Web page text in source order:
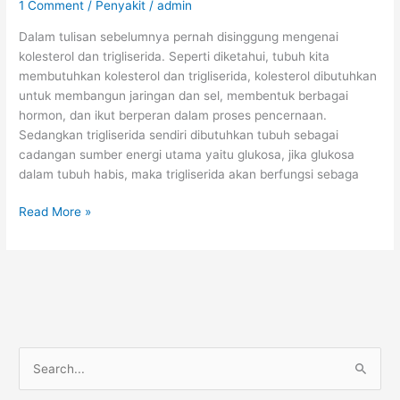
1 Comment / Penyakit /admin
Dalam tulisan sebelumnya pernah disinggung mengenai
kolesterol dan trigliserida. Seperti diketahui, tubuh kita
membutuhkan kolesterol dan trigliserida, kolesterol dibutuhkan
untuk membangun jaringan dan sel, membentuk berbagai
hormon, dan ikut berperan dalam proses pencernaan.
Sedangkan trigliserida sendiri dibutuhkan tubuh sebagai
cadangan sumber energi utama yaitu glukosa, jika glukosa
dalam tubuh habis, maka trigliserida akan berfungsi sebaga
Kolesterol
Read More »